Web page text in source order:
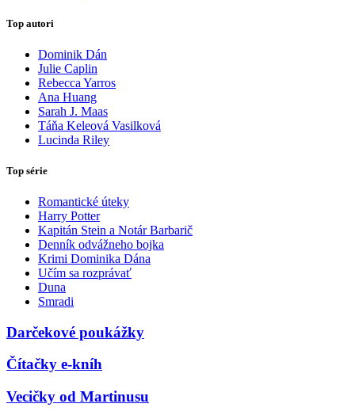
Top autori
Dominik Dán
Julie Caplin
Rebecca Yarros
Ana Huang
Sarah J. Maas
Táňa Keleová Vasilková
Lucinda Riley
Top série
Romantické úteky
Harry Potter
Kapitán Stein a Notár Barbarič
Denník odvážneho bojka
Krimi Dominika Dána
Učím sa rozprávať
Duna
Smradi
Darčekové poukážky
Čítačky e-kníh
Vecičky od Martinusu